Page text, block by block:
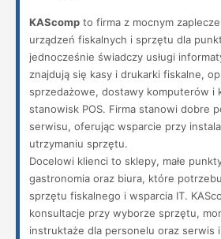
KAScomp to firma z mocnym
urządzeń fiskalnych i sprzętu dla
jednocześnie świadczy usługi
znajdują się kasy i drukarki fiskalne,
sprzedażowe, dostawy komputerów i
stanowisk POS. Firma stanowi dobre
serwisu, oferując wsparcie przy
utrzymaniu sprzętu.
Docelowi klienci to sklepy, małe
gastronomia oraz biura, które
sprzętu fiskalnego i wsparcia IT.
konsultacje przy wyborze sprzętu,
instruktaże dla personelu oraz serwis